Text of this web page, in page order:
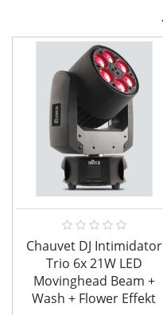
Chauvet DJ Intimidator
Trio 6x 21W LED
Movinghead Beam +
Wash + Flower Effekt